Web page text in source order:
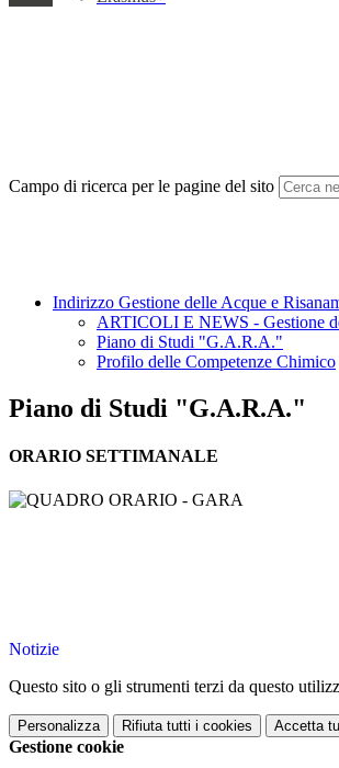
Campo di ricerca per le pagine del sito
Indirizzo Gestione delle Acque e
ARTICOLI E NEWS - Gestione
Piano di Studi "G.A.R.A."
Profilo delle Competenze Chimico
Piano di Studi "G.A.R.A."
ORARIO SETTIMANALE
Notizie
Questo sito o gli strumenti terzi da questo
Personalizza Rifiuta tutti i cookies Accetta
Gestione cookie